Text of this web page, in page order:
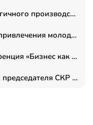
От логистики до высокотехнологичного производства: как основатель “гагаринга” выстраивает экосистему безопасности и гражданских БПЛА
Эксперты обсудили механизмы привлечения молодых специалистов в промышленные города
Переговоры в рамке: как конференция «Бизнес как искусство» переформатирует деловой этикет в стенах ТПП РФ
Руководство «СВОИ» попросило председателя СКР дать правовую оценку обысков в тыловом штабе